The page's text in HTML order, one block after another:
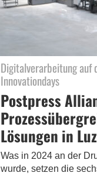
Digitalverarbeitung auf
Innovationdays
Postpress
Lösungen in
Was in 2024 an der
wurde, setzen die